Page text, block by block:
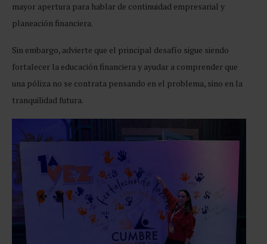
mayor apertura para hablar de continuidad empresarial y
planeación financiera.
Sin embargo, advierte que el principal desafío sigue siendo
fortalecer la educación financiera y ayudar a comprender que
una póliza no se contrata pensando en el problema, sino en la
tranquilidad futura.